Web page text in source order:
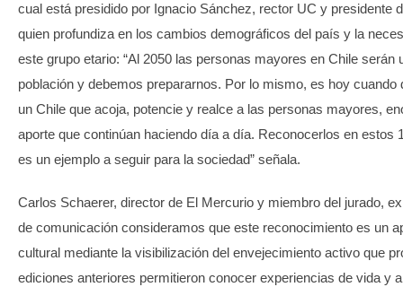
cual está presidido por Ignacio Sánchez, rector UC y presidente
quien profundiza en los cambios demográficos del país y la
este grupo etario: “Al 2050 las personas mayores en Chile serán
población y debemos prepararnos. Por lo mismo, es hoy cuando
un Chile que acoja, potencie y realce a las personas mayores,
aporte que continúan haciendo día a día. Reconocerlos en estos
es un ejemplo a seguir para la sociedad” señala.
Carlos Schaerer, director de El Mercurio y miembro del jurado,
de comunicación consideramos que este reconocimiento es un
cultural mediante la visibilización del envejecimiento activo que
ediciones anteriores permitieron conocer experiencias de vida y